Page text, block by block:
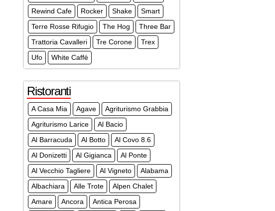
Rewind Cafe
Rocker Shake
Smart
Terre Rosse Rifugio
The Hog
Three Bar
Trattoria Cavalleri
Tre Corone
Trex
Ufo
White Caffè
Ristoranti
A Casa Mia Agave
Agriturismo Grabbia
Agriturismo Larice
Al Bacio
Al Barracuda
Al Botto
Al Covo 8.6
Al Donizetti
Al Gigianca
Al Ponte
Al Vecchio Tagliere
Al Vigneto
Alabama
Albachiara
Alle Trote
Alpen Chalet
Amare
Ancora
Antica Perosa